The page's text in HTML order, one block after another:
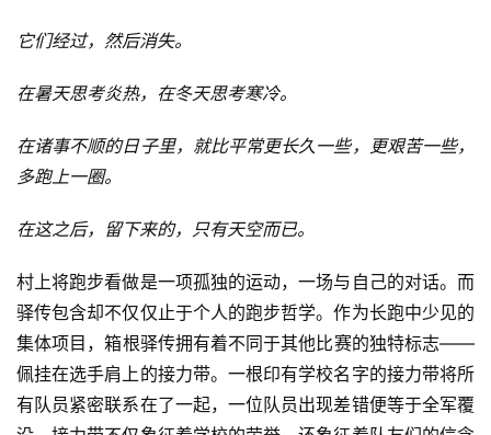
它们经过，然后消失。
在暑天思考炎热，在冬天思考寒冷。
在诸事不顺的日子里，就比平常更长久一些，更艰苦一些，
多跑上一圈。
在这之后，留下来的，只有天空而已。
村上将跑步看做是一项孤独的运动，一场与自己的对话。 而
驿传包含却不仅仅止于个人的跑步哲学。作为长跑中少见的
集体项目，箱根驿传拥有着不同于其他比赛的独特标志——
佩挂在选手肩上的接力带。一根印有学校名字的接力带将所
有队 员紧密联系在了一起，一位队员出现差错便等于全军覆